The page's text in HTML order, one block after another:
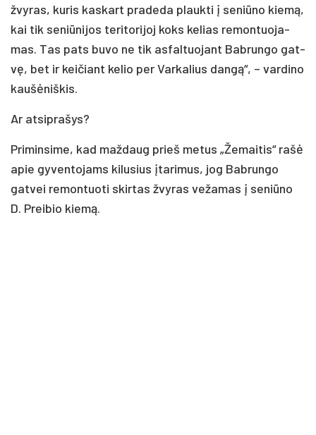
žvy­ras, ku­ris kas­kart pra­de­da plauk­ti į se­niū­no kie­mą,
kai tik se­niū­ni­jos te­ri­to­ri­joj koks ke­lias re­mon­tuo­ja­
mas. Tas pa­ts bu­vo ne tik as­fal­tuo­jant Bab­run­go gat­
vę, bet ir kei­čiant ke­lio per Var­ka­lius dan­gą“, – var­di­no
kau­šė­niš­kis.
Ar at­si­pra­šys?
Pri­min­si­me, kad maž­daug prieš me­tus „Že­mai­tis“ ra­šė
apie gy­ven­to­jams ki­lu­sius įta­ri­mus, jog Bab­run­go
gat­vei re­mon­tuo­ti skir­tas žvy­ras ve­ža­mas į se­niū­no
D. Prei­bio kie­mą.